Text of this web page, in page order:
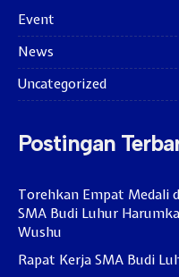
Event
News
Uncategorized
Postingan
Torehkan Empat Medali
SMA Budi Luhur
Wushu
Rapat Kerja SMA Budi